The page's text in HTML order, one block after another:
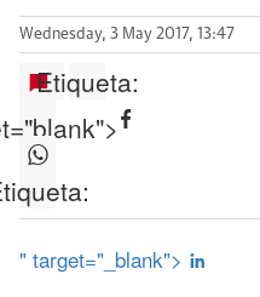
Wednesday, 3 May 2017, 13:47
Etiqueta:
" target="_blank">